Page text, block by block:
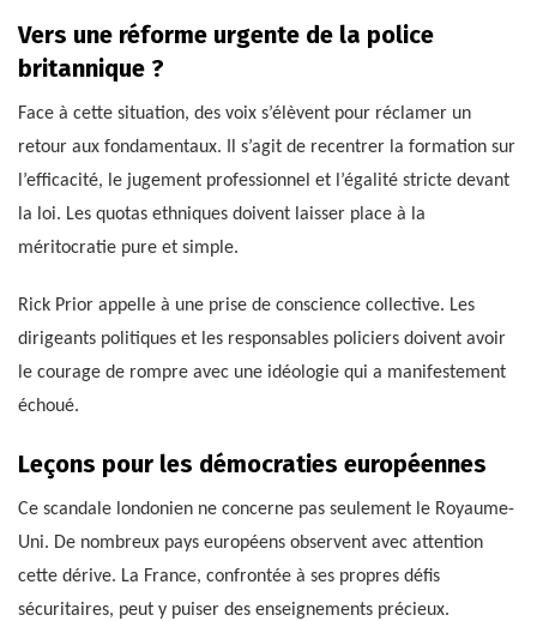
Vers une réforme urgente de la police
britannique ?
Face à cette situation, des voix s’élèvent pour réclamer un
retour aux fondamentaux. Il s’agit de recentrer la formation sur
l’efficacité, le jugement professionnel et l’égalité stricte devant
la loi. Les quotas ethniques doivent laisser place à la
méritocratie pure et simple.
Rick Prior appelle à une prise de conscience collective. Les
dirigeants politiques et les responsables policiers doivent avoir
le courage de rompre avec une idéologie qui a manifestement
échoué.
Leçons pour les démocraties européennes
Ce scandale londonien ne concerne pas seulement le Royaume-
Uni. De nombreux pays européens observent avec attention
cette dérive. La France, confrontée à ses propres défis
sécuritaires, peut y puiser des enseignements précieux.